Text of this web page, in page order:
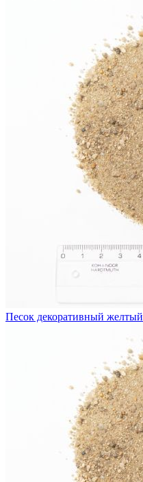
Песок декоративный желтый